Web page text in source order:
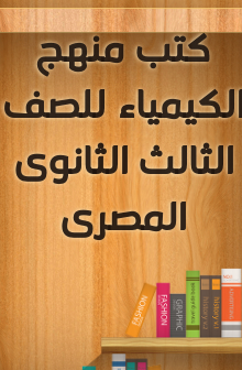
كتب منهج
للصف
الثالث الثانوى
المصرى